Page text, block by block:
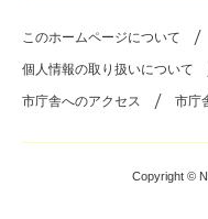
このホームページについて
個人情報の取り扱いについて
市庁舎へのアクセス 市庁
Copyright ©